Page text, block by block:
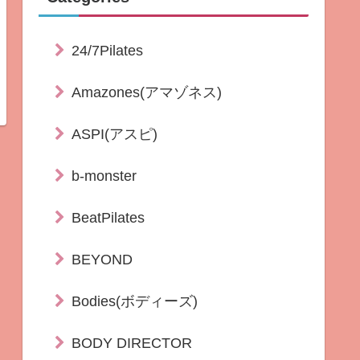
24/7Pilates
Amazones(アマゾネス)
ASPI(アスピ)
b-monster
BeatPilates
BEYOND
Bodies(ボディーズ)
BODY DIRECTOR